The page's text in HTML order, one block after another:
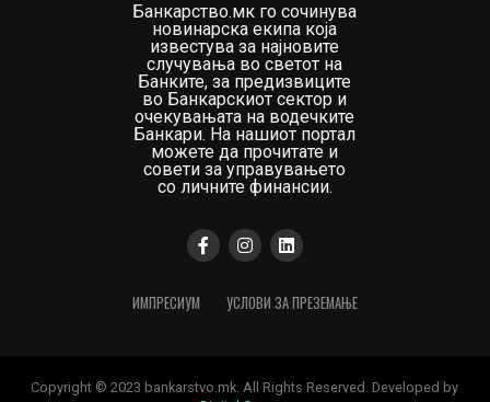
Банкарство.мк го сочинува
новинарска екипа која
известува за најновите
случувања во светот на
Банките, за предизвиците
во Банкарскиот сектор и
очекувањата на водечките
Банкари. На нашиот портал
можете да прочитате и
совети за управувањето
со личните финансии.
ИМПРЕСИУМ УСЛОВИ ЗА ПРЕЗЕМАЊЕ
Copyright © 2023 bankarstvo.mk. All Rights Reserved. Developed by